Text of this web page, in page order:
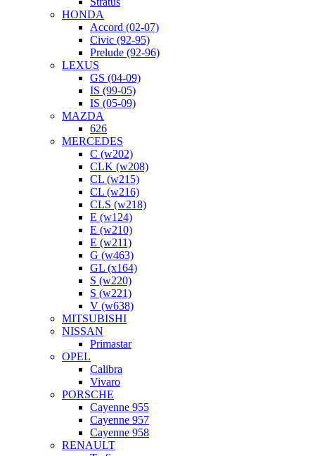
HONDA
Accord (02-07)
Civic (92-95)
Prelude (92-96)
LEXUS
GS (04-09)
IS (99-05)
IS (05-09)
MAZDA
626
MERCEDES
C (w202)
CLK (w208)
CL (w215)
CL (w216)
CLS (w218)
E (w124)
E (w210)
E (w211)
G (w463)
GL (x164)
S (w220)
S (w221)
V (w638)
MITSUBISHI
NISSAN
Primastar
OPEL
Calibra
Vivaro
PORSCHE
Cayenne 955
Cayenne 957
Cayenne 958
RENAULT